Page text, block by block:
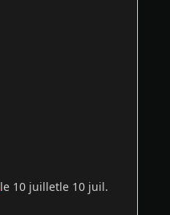
le 10 juilletle 10 juil.